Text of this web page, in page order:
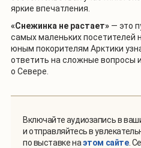
яркие впечатления.
«Снежинка не растает» — это
самых маленьких посетителей
юным покорителям Арктики
ответить на сложные вопросы
о Севере.
Включайте аудиозапись в
и отправляйтесь в
по выставке наэтом сайте.